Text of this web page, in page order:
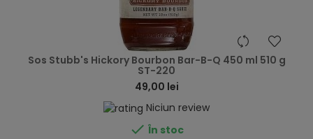
Sos Stubb's Hickory Bourbon Bar-B-Q 450 ml 510 g
ST-220
49,00 lei
Niciun review
 În stoc